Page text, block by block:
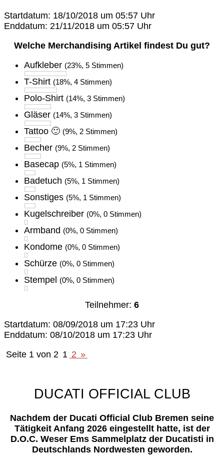
Startdatum: 18/10/2018 um 05:57 Uhr
Enddatum: 21/11/2018 um 05:57 Uhr
Welche Merchandising Artikel findest Du gut?
Aufkleber (23%, 5 Stimmen)
T-Shirt (18%, 4 Stimmen)
Polo-Shirt (14%, 3 Stimmen)
Gläser (14%, 3 Stimmen)
Tattoo 🙂 (9%, 2 Stimmen)
Becher (9%, 2 Stimmen)
Basecap (5%, 1 Stimmen)
Badetuch (5%, 1 Stimmen)
Sonstiges (5%, 1 Stimmen)
Kugelschreiber (0%, 0 Stimmen)
Armband (0%, 0 Stimmen)
Kondome (0%, 0 Stimmen)
Schürze (0%, 0 Stimmen)
Stempel (0%, 0 Stimmen)
Teilnehmer: 6
Startdatum: 08/09/2018 um 17:23 Uhr
Enddatum: 08/10/2018 um 17:23 Uhr
Seite 1 von 2 1 2 »
DUCATI OFFICIAL CLUB
Nachdem der Ducati Official Club Bremen seine
Tätigkeit Anfang 2026 eingestellt hatte, ist der
D.O.C. Weser Ems Sammelplatz der Ducatisti in
Deutschlands Nordwesten geworden.